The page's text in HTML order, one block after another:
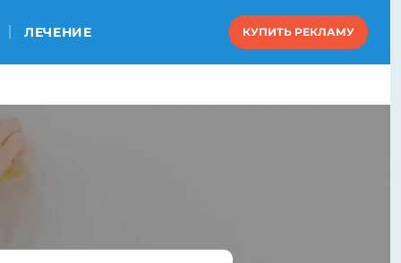
ЛЕЧЕНИЕ КУПИТЬ РЕКЛАМУ